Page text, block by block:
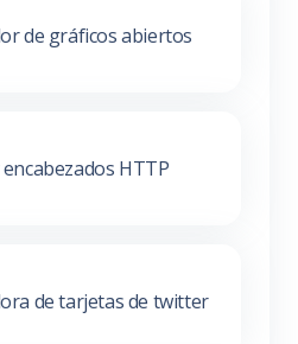
de gráficos abiertos
HTTP
de tarjetas de twitter